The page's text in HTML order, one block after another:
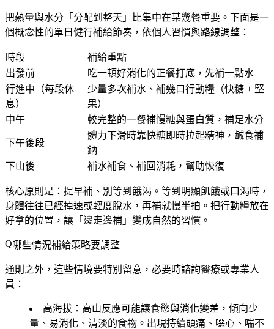
把熱量與水分「分配到整天」比集中在某幾餐重要。下面是一
個概念性的單日健行補給節奏，依個人習慣與路線調整：
時段
補給重點
出發前
吃一頓好消化的正餐打底，先補一點水
行進中（每段休
息）
少量多次補水、補幾口行動糧（快糖 + 堅
果）
中午
較完整的一餐補慢糖與蛋白質，補足水分
下午後段
體力下滑時靠快糖即時拉起精神，鹹食補
鈉
下山後
補水補食、補回消耗，幫助恢復
核心原則是： 提早補、別等到餓渴 。等到明顯飢餓或口渴時，
身體往往已經掉速或輕度脫水，再補就慢半拍。把行動糧放在
好拿的位置，讓「邊走邊補」變成自然的習慣。
哪些情況補給策略要調整
通則之外，這些情境要特別留意，必要時諮詢醫療或專業人
員：
高海拔 ：高山反應可能讓食慾與消化變差，傾向少
量、易消化、清淡的食物。出現持續頭痛、噁心、喘不